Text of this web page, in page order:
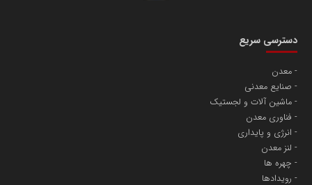
دسترسی سریع
معدن
صنایع معدنی
ماشین آلات و لجستیک
فناوری معدن
انرژی و پایداری
لنز معدن
چهره ها
رویدادها